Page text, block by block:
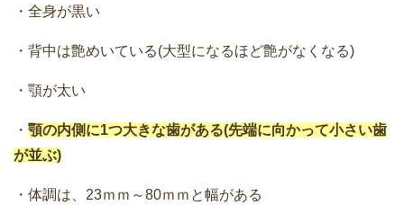
・全身が黒い
・背中は艶めいている(大型になるほど艶がなくなる)
・顎が太い
・ 顎の内側に1つ大きな歯がある(先端に向かって小さい歯
が並ぶ)
・体調は、23ｍｍ～80ｍｍと幅がある